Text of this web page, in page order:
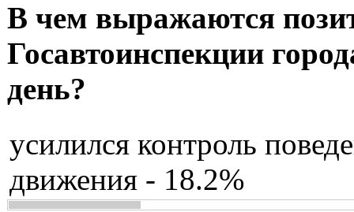
В чем выражаются
Госавтоинспекции
день?
усилился контроль
движения - 18.2%